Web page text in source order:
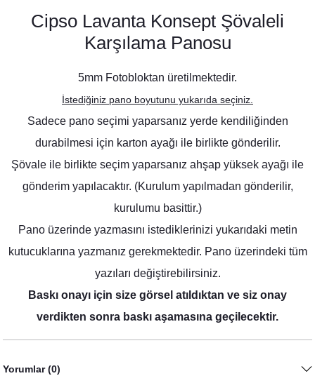
Cipso Lavanta Konsept Konuşma Balonları Seti
Cipso Lavanta Konsept Şövaleli
Karşılama Panosu
5mm Fotobloktan üretilmektedir.
İstediğiniz pano boyutunu yukarıda seçiniz.
Sadece pano seçimi yaparsanız yerde kendiliğinden
durabilmesi için karton ayağı ile birlikte gönderilir.
Şövale ile birlikte seçim yaparsanız ahşap yüksek ayağı ile
gönderim yapılacaktır. (Kurulum yapılmadan gönderilir,
kurulumu basittir.)
Pano üzerinde yazmasını istediklerinizi yukarıdaki metin
kutucuklarına yazmanız gerekmektedir. Pano üzerindeki tüm
yazıları değiştirebilirsiniz.
Baskı onayı için size görsel atıldıktan ve siz onay
verdikten sonra baskı aşamasına geçilecektir.
Yorumlar (0)